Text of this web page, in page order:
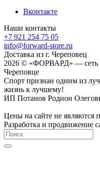
Вконтакте
Наши контакты
+7 921 254 75 05
info@forward-store.ru
Доставка из г. Череповец
2026 © «ФОРВАРД» — сеть
Череповце
Спорт признан одним из
жизнь к лучшему!
ИП Потанов Родион
Цены на сайте не являются
Разработка и продвижение